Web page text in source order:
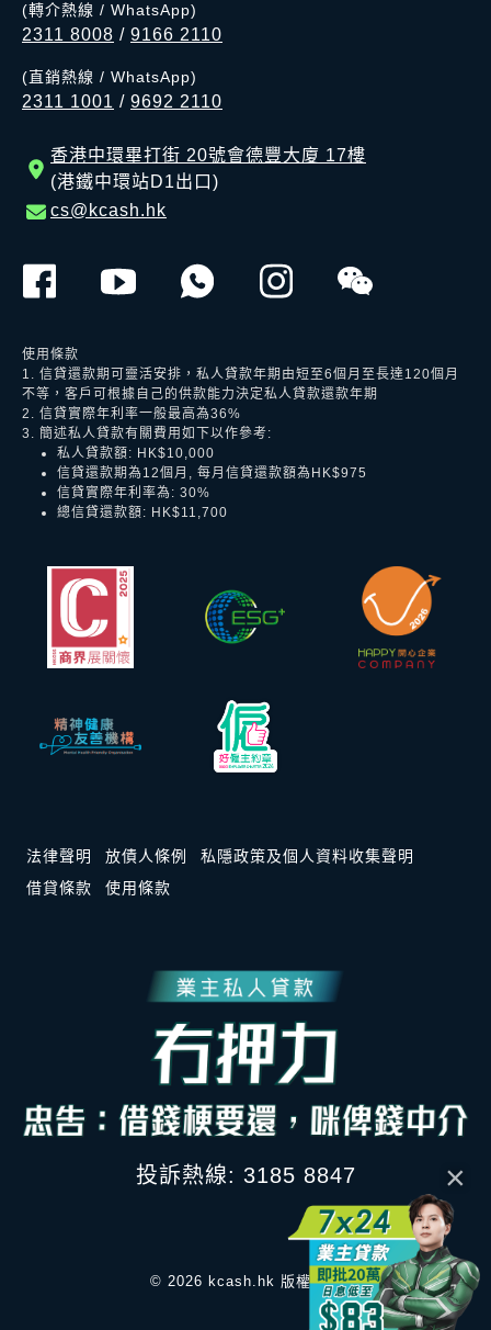
×
(轉介熱線 / WhatsApp)
2311 8008 / 9166 2110
(直銷熱線 / WhatsApp)
2311 1001 / 9692 2110
香港中環畢打街 20號會德豐大廈 17樓
(港鐵中環站D1出口)
cs@kcash.hk
使用條款
1. 信貸還款期可靈活安排，私人貸款年期由短至6個月至長達120個月
不等，客戶可根據自己的供款能力決定私人貸款還款年期
2. 信貸實際年利率一般最高為36%
3. 簡述私人貸款有關費用如下以作參考:
私人貸款額: HK$10,000
信貸還款期為12個月, 每月信貸還款額為HK$975
信貸實際年利率為: 30%
總信貸還款額: HK$11,700
法律聲明 放債人條例
私隱政策及個人資料收集聲明
借貸條款
使用條款
投訴熱線: 3185 8847
© 2026 kcash.hk 版權所有